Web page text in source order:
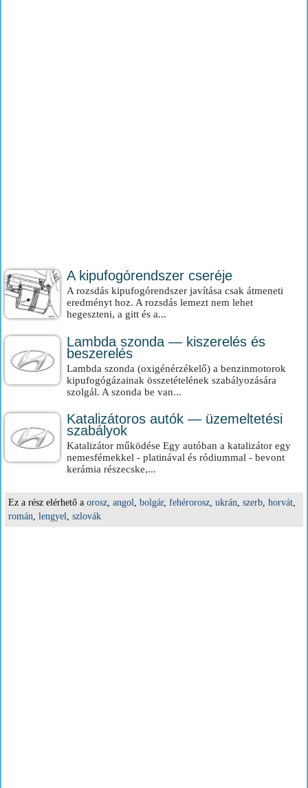
A kipufogórendszer cseréje
A rozsdás kipufogórendszer javítása csak átmeneti
eredményt hoz. A rozsdás lemezt nem lehet
hegeszteni, a gitt és a...
Lambda szonda — kiszerelés és
beszerelés
Lambda szonda (oxigénérzékelő) a benzinmotorok
kipufogógázainak összetételének szabályozására
szolgál. A szonda be van...
Katalizátoros autók — üzemeltetési
szabályok
Katalizátor működése Egy autóban a katalizátor egy
nemesfémekkel - platinával és ródiummal - bevont
kerámia részecske,...
Ez a rész elérhető a orosz, angol, bolgár, fehérorosz, ukrán, szerb, horvát,
román, lengyel, szlovák